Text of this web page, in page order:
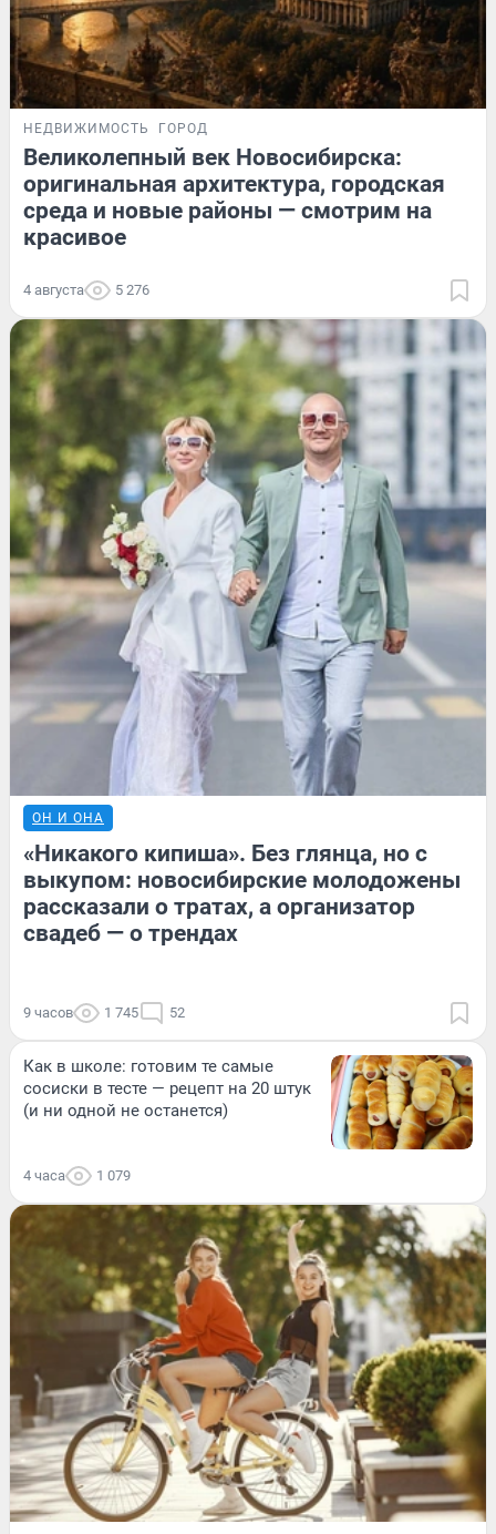
НЕДВИЖИМОСТЬ ГОРОД
Великолепный век Новосибирска:
оригинальная архитектура, городская
среда и новые районы — смотрим на
красивое
4 августа 5 276
ОН И ОНА
«Никакого кипиша». Без глянца, но с
выкупом: новосибирские молодожены
рассказали о тратах, а организатор
свадеб — о трендах
9 часов 1 745 52
Как в школе: готовим те самые
сосиски в тесте — рецепт на 20 штук
(и ни одной не останется)
4 часа 1 079